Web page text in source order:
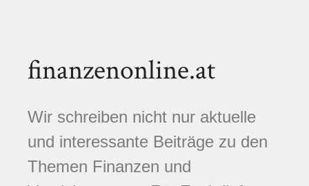
finanzenonline.at
Wir schreiben nicht nur aktuelle
und interessante Beiträge zu den
Themen Finanzen und